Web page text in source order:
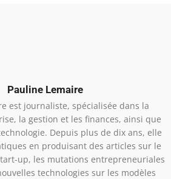
Pauline Lemaire
est journaliste, spécialisée dans la
la gestion et les finances, ainsi que
Depuis plus de dix ans, elle
en produisant des articles sur le
up, les mutations entrepreneuriales
technologies sur les modèles